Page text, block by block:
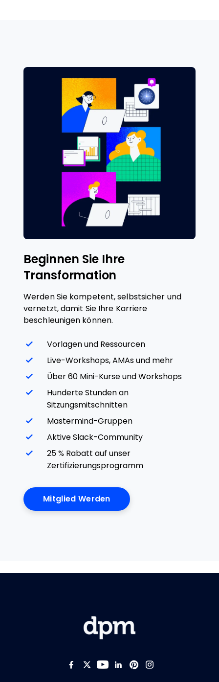
Beginnen Sie Ihre
Transformation
Werden Sie kompetent, selbstsicher und
vernetzt, damit Sie Ihre Karriere
beschleunigen können.
Vorlagen und Ressourcen
Live-Workshops, AMAs und mehr
Über 60 Mini-Kurse und Workshops
Hunderte Stunden an
Sitzungsmitschnitten
Mastermind-Gruppen
Aktive Slack-Community
25 % Rabatt auf unser
Zertifizierungsprogramm
Mitglied Werden
Like us on Facebook
Follow us on Twitter
Follow us on
Add us on
Follow us on
Follow us